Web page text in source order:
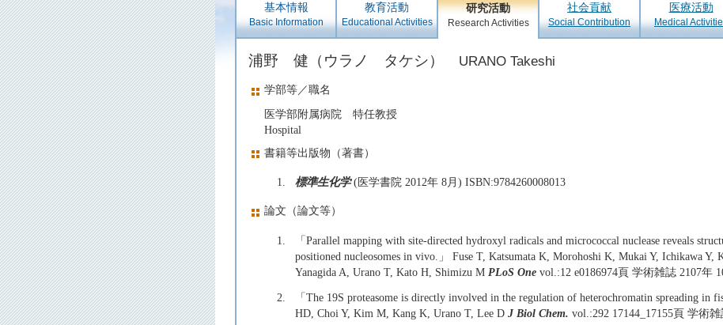
基本情報
Basic Information
教育活動
Educational Activities
研究活動
Research Activities
社会貢献
Social Contribution
医療活動
Medical
浦野 健（ウラノ タケシ） URANO Takeshi
学部等／職名
医学部附属病院 特任教授
Hospital
書籍等出版物（著書）
1. 標準生化学(医学書院 2012年 8月) ISBN:9784260008013
論文（論文等）
1.
「Parallel mapping with site-directed hydroxyl radicals and micrococcal nuclease reveals
positioned nucleosomes in vivo.」 Fuse T, Katsumata K, Morohoshi K, Mukai Y, Ichikawa Y,
Yanagida A, Urano T, Kato H, Shimizu M PLoS One vol.:12 e0186974頁 学術雑誌 2107年
2.
「The 19S proteasome is directly involved in the regulation of heterochromatin spreading in
HD, Choi Y, Kim M, Kang K, Urano T, Lee D J Biol Chem. vol.:292 17144_17155頁 学術雑